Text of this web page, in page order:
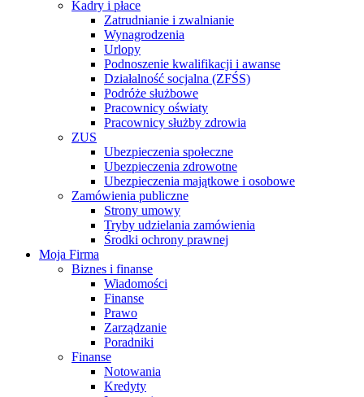
Kadry i płace
Zatrudnianie i zwalnianie
Wynagrodzenia
Urlopy
Podnoszenie kwalifikacji i awanse
Działalność socjalna (ZFŚS)
Podróże służbowe
Pracownicy oświaty
Pracownicy służby zdrowia
ZUS
Ubezpieczenia społeczne
Ubezpieczenia zdrowotne
Ubezpieczenia majątkowe i osobowe
Zamówienia publiczne
Strony umowy
Tryby udzielania zamówienia
Środki ochrony prawnej
Moja Firma
Biznes i finanse
Wiadomości
Finanse
Prawo
Zarządzanie
Poradniki
Finanse
Notowania
Kredyty